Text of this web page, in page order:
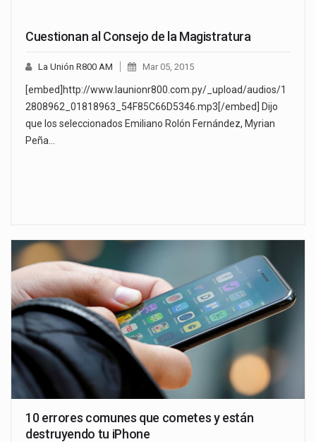
Cuestionan al Consejo de la Magistratura
La Unión R800 AM Mar 05, 2015
[embed]http://www.launionr800.com.py/_upload/audios/1
2808962_01818963_54F85C66D5346.mp3[/embed] Dijo
que los seleccionados Emiliano Rolón Fernández, Myrian
Peña…
10 errores comunes que cometes y están
destruyendo tu iPhone